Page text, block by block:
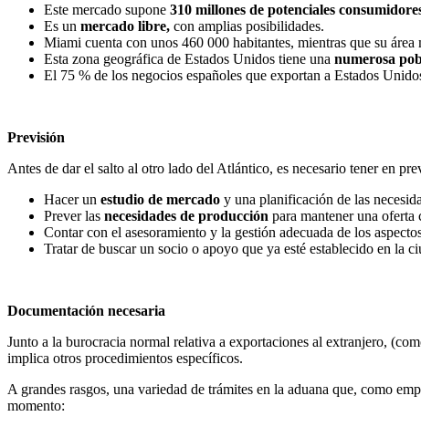
Este mercado supone 310 millones de potenciales
Es un mercado libre, con amplias posibilidades.
Miami cuenta con unos 460 000 habitantes, mientras que su
Esta zona geográfica de Estados Unidos tiene una numerosa
El 75 % de los negocios españoles que exportan a Estados
Previsión
Antes de dar el salto al otro lado del Atlántico, es necesario tener en
Hacer un estudio de mercado y una planificación de las
Prever las necesidades de producción para mantener una oferta
Contar con el asesoramiento y la gestión adecuada de los
Tratar de buscar un socio o apoyo que ya esté establecido en la
Documentación necesaria
Junto a la burocracia normal relativa a exportaciones al extranjero,
implica otros procedimientos específicos.
A grandes rasgos, una variedad de trámites en la aduana que, como
momento: